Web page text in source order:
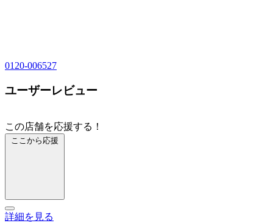
0120-006527
ユーザーレビュー
この店舗を応援する！
ここから応援
詳細を見る